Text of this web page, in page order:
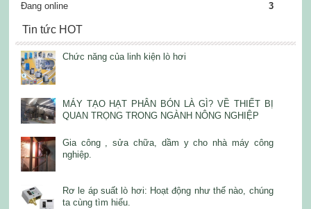
Đang online
3
Tin tức HOT
Chức năng của linh kiện lò hơi
MÁY TẠO HẠT PHÂN BÓN LÀ GÌ? VỀ THIẾT BỊ
QUAN TRỌNG TRONG NGÀNH NÔNG NGHIỆP
Gia công , sửa chữa, dầm y cho nhà máy công
nghiệp.
Rơ le áp suất lò hơi: Hoạt động như thế nào, chúng
ta cùng tìm hiểu.